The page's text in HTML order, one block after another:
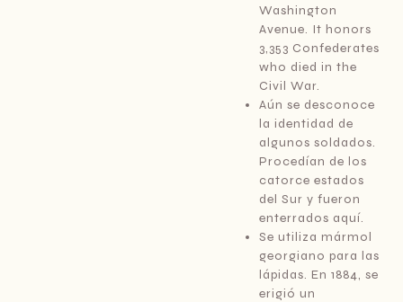
Washington
Avenue. It honors
3,353 Confederates
who died in the
Civil War.
Aún se desconoce
la identidad de
algunos soldados.
Procedían de los
catorce estados
del Sur y fueron
enterrados aquí.
Se utiliza mármol
georgiano para las
lápidas. En 1884, se
erigió un